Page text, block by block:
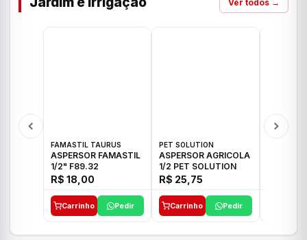
Ver todos →
FAMASTIL TAURUS
ASPERSOR FAMASTIL
1/2" F89.32
R$ 18,00
Carrinho Pedir
PET SOLUTION
ASPERSOR AGRICOLA
1/2 PET SOLUTION
R$ 25,75
Carrinho Pedir